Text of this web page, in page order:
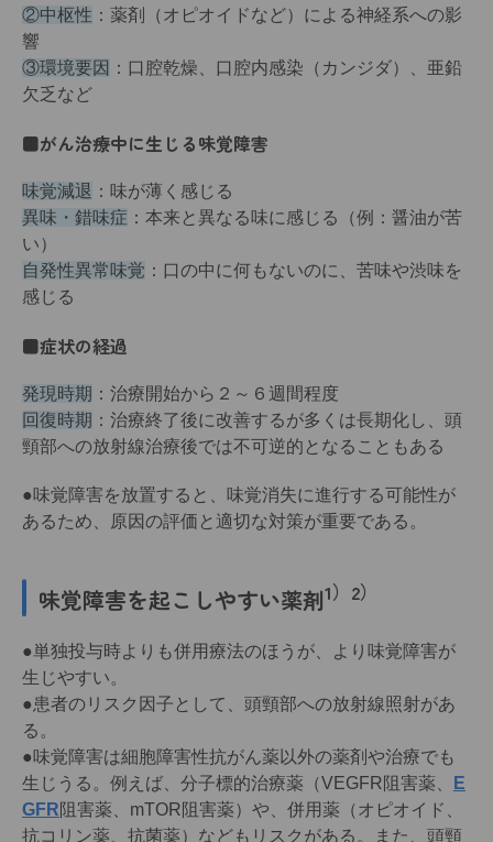
②中枢性 ：薬剤（オピオイドなど）による神経系への影
響
③環境要因 ：口腔乾燥、口腔内感染（カンジダ）、亜鉛
欠乏など
■がん治療中に生じる味覚障害
味覚減退 ：味が薄く感じる
異味・錯味症 ：本来と異なる味に感じる（例：醤油が苦
い）
自発性異常味覚 ：口の中に何もないのに、苦味や渋味を
感じる
■症状の経過
発現時期 ：治療開始から２～６週間程度
回復時期 ：治療終了後に改善するが多くは長期化し、頭
頸部への放射線治療後では不可逆的となることもある
●味覚障害を放置すると、味覚消失に進行する可能性が
あるため、原因の評価と適切な対策が重要である。
味覚障害を起こしやすい薬剤1）2）
●単独投与時よりも併用療法のほうが、より味覚障害が
生じやすい。
●患者のリスク因子として、頭頸部への放射線照射があ
る。
●味覚障害は細胞障害性抗がん薬以外の薬剤や治療でも
生じうる。例えば、分子標的治療薬（VEGF R阻害薬、
E
GFR阻害薬、mTOR阻害薬）や、併用薬（オピオイド、
抗コリン薬、抗菌薬）などもリスクがある。また、頭頸